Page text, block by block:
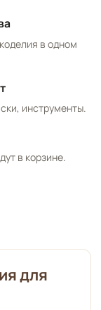
в одном
инструменты.
в корзине.
для